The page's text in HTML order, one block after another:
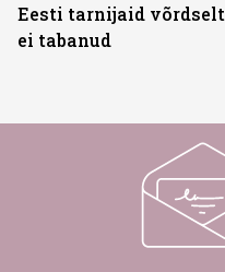
Eesti tarnijaid võrdselt
ei tabanud